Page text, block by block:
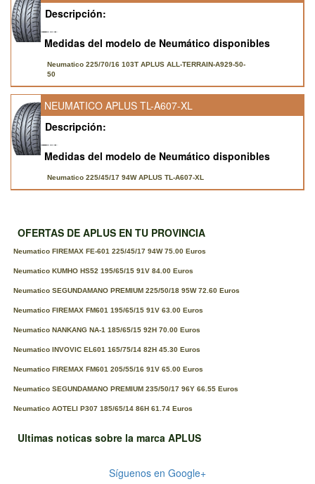
Descripción:
Medidas del modelo de Neumático disponibles
Neumatico 225/70/16 103T APLUS ALL-TERRAIN-A929-50-
50
NEUMATICO APLUS TL-A607-XL
Descripción:
Medidas del modelo de Neumático disponibles
Neumatico 225/45/17 94W APLUS TL-A607-XL
OFERTAS DE APLUS EN TU PROVINCIA
Neumatico FIREMAX FE-601 225/45/17 94W 75.00 Euros
Neumatico KUMHO HS52 195/65/15 91V 84.00 Euros
Neumatico SEGUNDAMANO PREMIUM 225/50/18 95W 72.60 Euros
Neumatico FIREMAX FM601 195/65/15 91V 63.00 Euros
Neumatico NANKANG NA-1 185/65/15 92H 70.00 Euros
Neumatico INVOVIC EL601 165/75/14 82H 45.30 Euros
Neumatico FIREMAX FM601 205/55/16 91V 65.00 Euros
Neumatico SEGUNDAMANO PREMIUM 235/50/17 96Y 66.55 Euros
Neumatico AOTELI P307 185/65/14 86H 61.74 Euros
Ultimas noticas sobre la marca APLUS
Síguenos en Google+